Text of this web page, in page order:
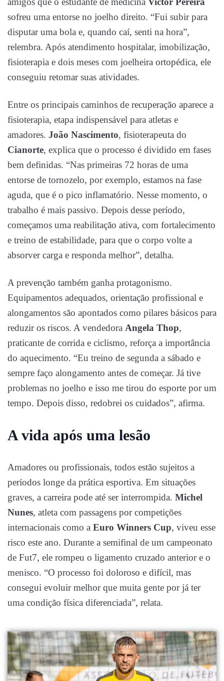
sofreu uma entorse no joelho direito. “Fui subir para
disputar uma bola e, quando caí, senti na hora”,
relembra. Após atendimento hospitalar, imobilização,
fisioterapia e dois meses com joelheira ortopédica, ele
conseguiu retomar suas atividades.
Entre os principais caminhos de recuperação aparece a
fisioterapia, etapa indispensável para atletas e
amadores. João Nascimento, fisioterapeuta do
Cianorte, explica que o processo é dividido em fases
bem definidas. “Nas primeiras 72 horas de uma
entorse de tornozelo, por exemplo, estamos na fase
aguda, que é o pico inflamatório. Nesse momento, o
trabalho é mais passivo. Depois desse período,
começamos uma reabilitação ativa, com fortalecimento
e treino de estabilidade, para que o corpo volte a
absorver carga e responda melhor”, detalha.
A prevenção também ganha protagonismo.
Equipamentos adequados, orientação profissional e
alongamentos são apontados como pilares básicos para
reduzir os riscos. A vendedora Angela Thop,
praticante de corrida e ciclismo, reforça a importância
do aquecimento. “Eu treino de segunda a sábado e
sempre faço alongamento antes de começar. Já tive
problemas no joelho e isso me tirou do esporte por um
tempo. Depois disso, redobrei os cuidados”, afirma.
A vida após uma lesão
Amadores ou profissionais, todos estão sujeitos a
períodos longe da prática esportiva. Em situações
graves, a carreira pode até ser interrompida. Michel
Nunes, atleta com passagens por competições
internacionais como a Euro Winners Cup, viveu esse
risco este ano. Durante a semifinal de um campeonato
de Fut7, ele rompeu o ligamento cruzado anterior e o
menisco. “O processo foi doloroso e difícil, mas
consegui evoluir melhor que muita gente por já ter
uma condição física diferenciada”, relata.